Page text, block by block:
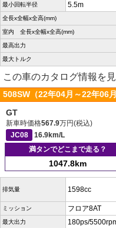
最小回転半径 5.5m
全長x全幅x全高(mm)
室内 全長x全幅x全高(mm)
最高出力
最大トルク
この車のカタログ情報を
508SW（22年04月～22年06
GT
新車時価格567.9万円(税込)
JC08
16.9km/L
満タンでどこまで走る？
1047.8km
排気量 1598cc
ミッション フロア8AT
最大出力 180ps/